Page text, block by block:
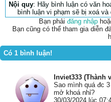
Nội quy: Hãy bình luận có văn
bình luận vi phạm sẽ bị xoá
Bạn phải đăng nhập
Bạn cũng có thể tham gia diễn
Có 1 bình luận!
Inviet333 (Thành
Sao mình quá đc
mở khoá nhỉ?
30/03/2024 lúc